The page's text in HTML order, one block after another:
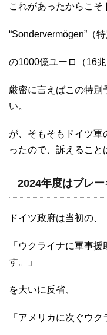
これがあったからこそ
“Sondervermögen”（特
の1000億ユーロ（16
厳密に言えばこの特別
い。
が、そもそもドイツ
ったので、訴えること
2024年度はブレー
ドイツ政府は当初の、
「ウクライナに軍事
す。」
を大いに反省、
「アメリカに次ぐウク